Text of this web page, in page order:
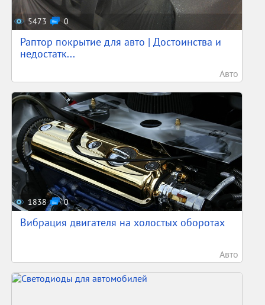
5473 0
Раптор покрытие для авто | Достоинства и
недостатк...
Авто
1838 0
Вибрация двигателя на холостых оборотах
Авто